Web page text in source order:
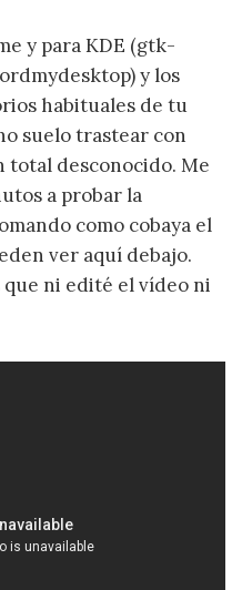
y para KDE (gtk-
y los
habituales de tu
suelo trastear con
total desconocido. Me
a probar la
como cobaya el
ver aquí debajo.
ni edité el vídeo ni